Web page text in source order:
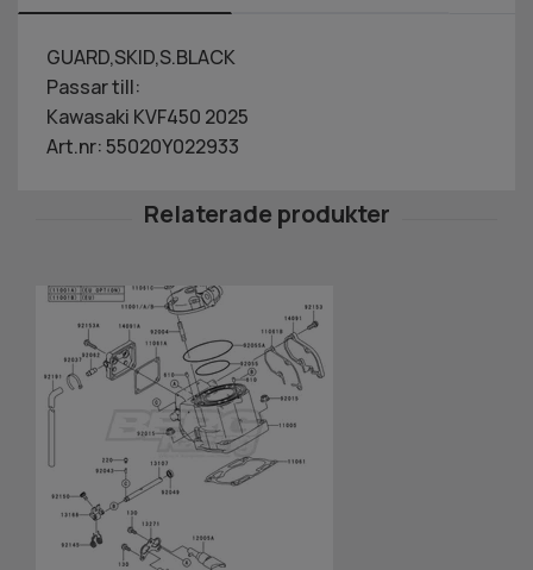
GUARD,SKID,S.BLACK
Passar till:
Kawasaki KVF450 2025
Art.nr: 55020Y022933